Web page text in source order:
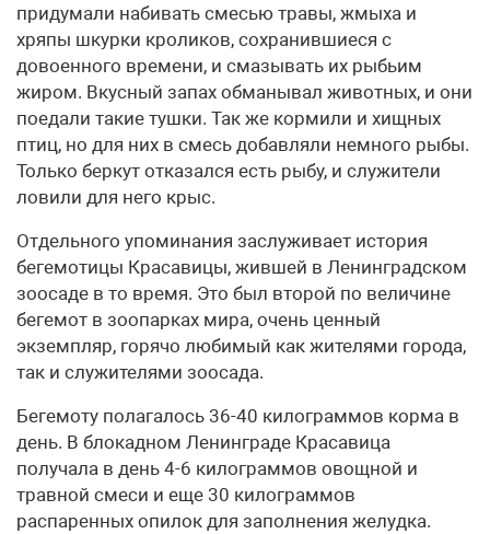
придумали набивать смесью травы, жмыха и
хряпы шкурки кроликов, сохранившиеся с
довоенного времени, и смазывать их рыбьим
жиром. Вкусный запах обманывал животных, и они
поедали такие тушки. Так же кормили и хищных
птиц, но для них в смесь добавляли немного рыбы.
Только беркут отказался есть рыбу, и служители
ловили для него крыс.
Отдельного упоминания заслуживает история
бегемотицы Красавицы, жившей в Ленинградском
зоосаде в то время. Это был второй по величине
бегемот в зоопарках мира, очень ценный
экземпляр, горячо любимый как жителями города,
так и служителями зоосада.
Бегемоту полагалось 36-40 килограммов корма в
день. В блокадном Ленинграде Красавица
получала в день 4-6 килограммов овощной и
травной смеси и еще 30 килограммов
распаренных опилок для заполнения желудка.